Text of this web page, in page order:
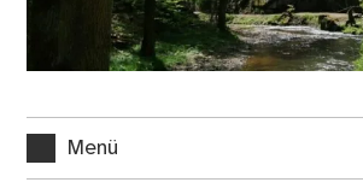
Menü